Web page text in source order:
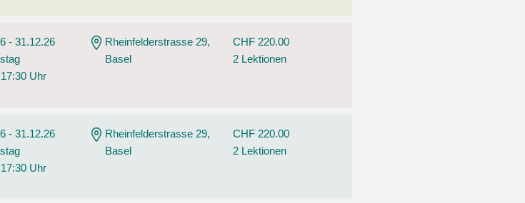
- 31.12.26
Uhr
Rheinfelderstrasse 29,
Basel
CHF 220.00
2 Lektionen
- 31.12.26
Uhr
Rheinfelderstrasse 29,
Basel
CHF 220.00
2 Lektionen